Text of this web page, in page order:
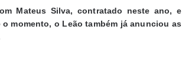
Mateus Silva, contratado neste ano, e
momento, o Leão também já anunciou as